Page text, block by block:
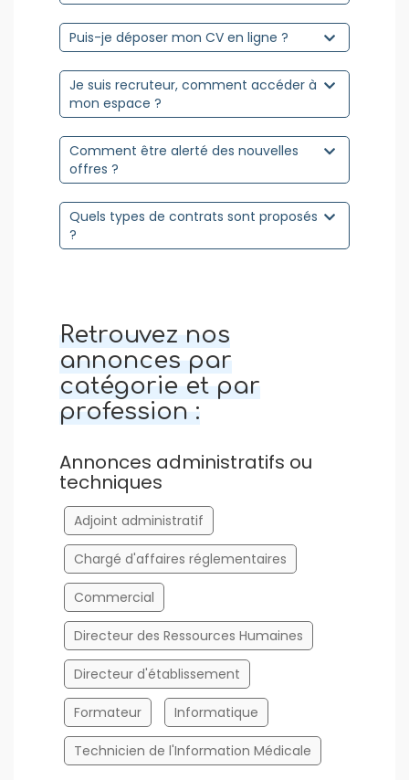
Puis-je déposer mon CV en ligne ?
Je suis recruteur, comment accéder à
mon espace ?
Comment être alerté des nouvelles
offres ?
Quels types de contrats sont proposés
?
Retrouvez nos
annonces par
catégorie et par
profession :
Annonces administratifs ou
techniques
Adjoint administratif
Chargé d'affaires réglementaires
Commercial
Directeur des Ressources Humaines
Directeur d'établissement
Formateur Informatique
Technicien de l'Information Médicale